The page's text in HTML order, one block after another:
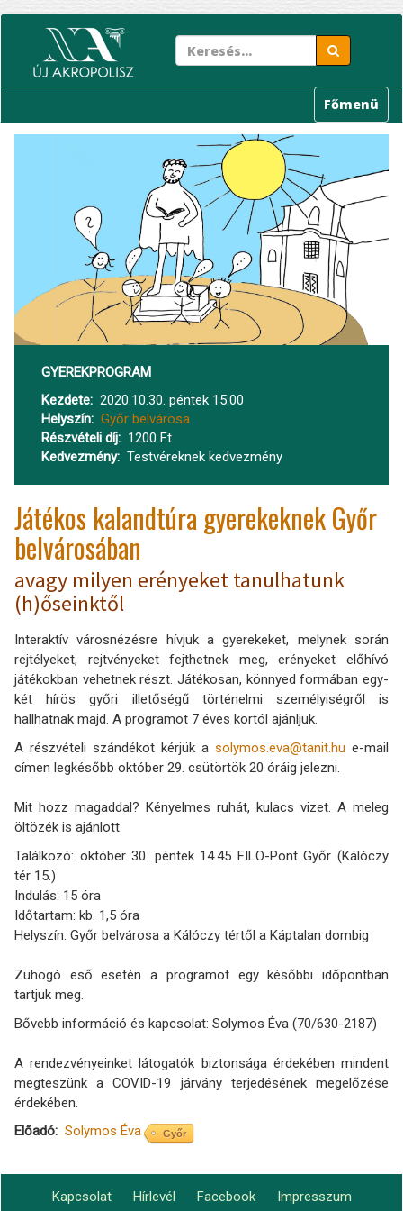
tartalomra
Főmenü
GYEREKPROGRAM
Kezdete
2020.10.30. péntek 15:00
Helyszín
Győr belvárosa
Részvételi díj
1200 Ft
Kedvezmény
Testvéreknek kedvezmény
Játékos kalandtúra gyerekeknek Győr
belvárosában
avagy milyen erényeket tanulhatunk
(h)őseinktől
Interaktív városnézésre hívjuk a gyerekeket, melynek során
rejtélyeket, rejtvényeket fejthetnek meg, erényeket előhívó
játékokban vehetnek részt. Játékosan, könnyed formában egy-
két hírös győri illetőségű történelmi személyiségről is
hallhatnak majd. A programot 7 éves kortól ajánljuk.
A részvételi szándékot kérjük a solymos.eva@tanit.hu e-mail
címen legkésőbb október 29. csütörtök 20 óráig jelezni.
Mit hozz magaddal? Kényelmes ruhát, kulacs vizet. A meleg
öltözék is ajánlott.
Találkozó: október 30. péntek 14.45 FILO-Pont Győr (Kálóczy
tér 15.)
Indulás: 15 óra
Időtartam: kb. 1,5 óra
Helyszín: Győr belvárosa a Kálóczy tértől a Káptalan dombig
Zuhogó eső esetén a programot egy későbbi időpontban
tartjuk meg.
Bővebb információ és kapcsolat: Solymos Éva (70/630-2187)
A rendezvényeinket látogatók biztonsága érdekében mindent
megteszünk a COVID-19 járvány terjedésének megelőzése
érdekében.
Előadó
Solymos Éva Győr
Kapcsolat Hírlevél Facebook Impresszum